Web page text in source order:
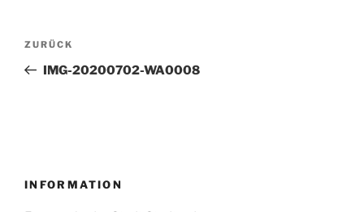
Beitragsnavigation
Vorheriger
Beitrag
ZURÜCK
IMG-20200702-WA0008
INFORMATION